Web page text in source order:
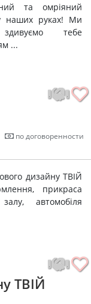
та омріяний
наших руках! Ми
тебе
...
по договоренности
дизайну ТВІЙ
прикраса
залу, автомобіля
ТВІЙ